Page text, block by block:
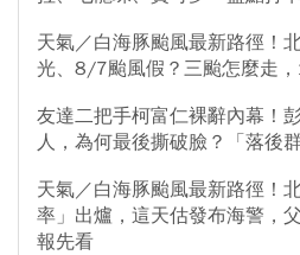
天氣／白海豚颱風最新路徑！
光、8/7颱風假？三颱怎麼走
友達二把手柯富仁裸辭內幕！
人，為何最後撕破臉？「落後
天氣／白海豚颱風最新路徑！
率」出爐，這天估發布海警，
報先看